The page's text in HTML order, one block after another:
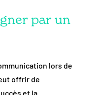
par un
lors de
offrir de
et la